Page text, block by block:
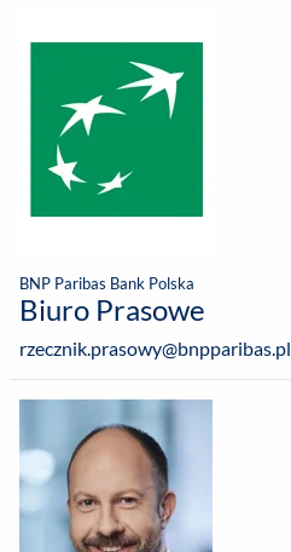
BNP Paribas Bank Polska
Biuro Prasowe
rzecznik.prasowy@bnpparibas.pl